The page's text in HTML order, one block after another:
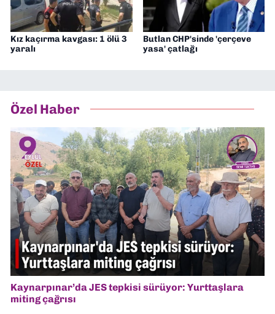
Kız kaçırma kavgası: 1 ölü 3
yaralı
Butlan CHP'sinde 'çerçeve
yasa' çatlağı
Özel Haber
Kaynarpınar’da JES tepkisi sürüyor: Yurttaşlara
miting çağrısı